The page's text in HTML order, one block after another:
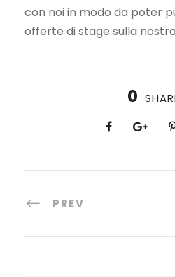
con noi in modo da poter
offerte di stage sulla
0
PREV